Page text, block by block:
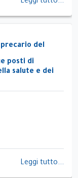
del
posti di
salute e dei
Leggi tutto...